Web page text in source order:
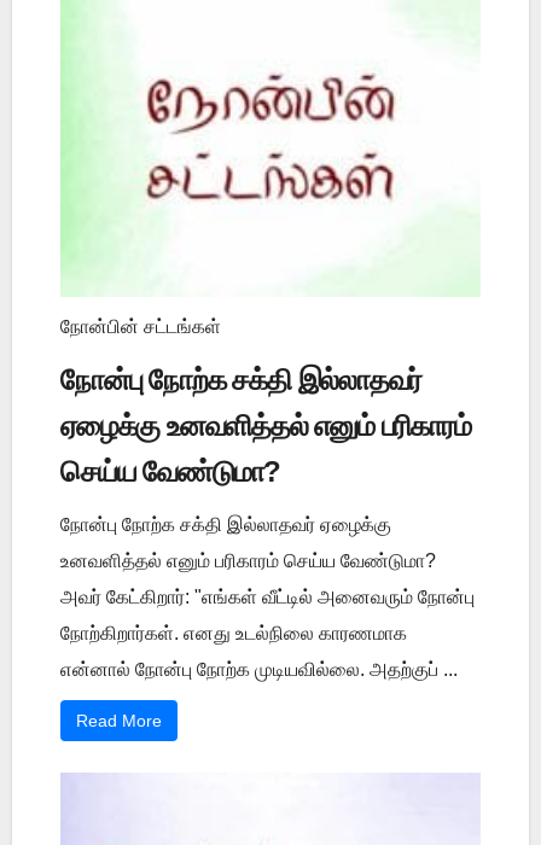
நோன்பின் சட்டங்கள்
நோன்பு நோற்க சக்தி இல்லாதவர்
ஏழைக்கு உனவளித்தல் எனும் பரிகாரம்
செய்ய வேண்டுமா?
நோன்பு நோற்க சக்தி இல்லாதவர் ஏழைக்கு
உனவளித்தல் எனும் பரிகாரம் செய்ய வேண்டுமா?
அவர் கேட்கிறார்: "எங்கள் வீட்டில் அனைவரும் நோன்பு
நோற்கிறார்கள். எனது உடல்நிலை காரணமாக
என்னால் நோன்பு நோற்க முடியவில்லை. அதற்குப் ...
Read More